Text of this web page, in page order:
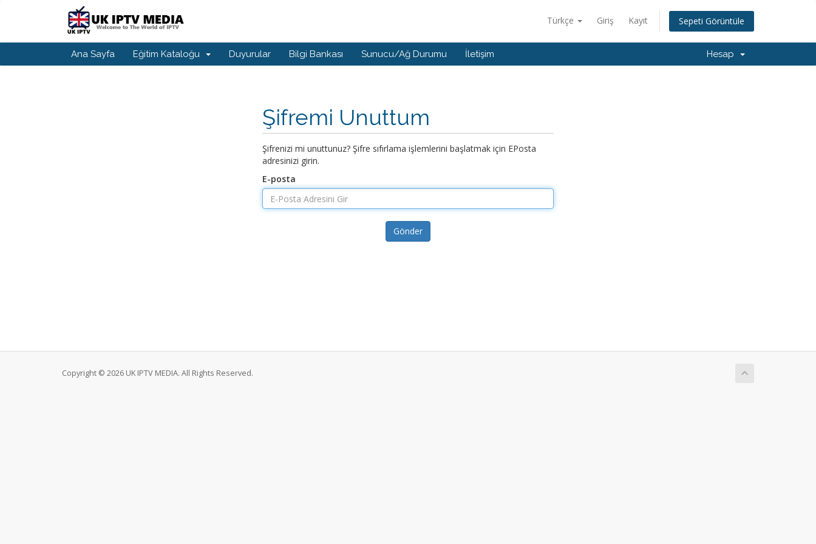
Türkçe Giriş Kayıt Sepeti Görüntüle
Ana Sayfa Eğitim Kataloğu Duyurular Bilgi Bankası Sunucu/Ağ Durumu İletişim Hesap
Şifremi Unuttum
Şifrenizi mi unuttunuz? Şifre sıfırlama işlemlerini başlatmak için EPosta
adresinizi girin.
E-posta
Gönder
Copyright © 2026 UK IPTV MEDIA. All Rights Reserved.